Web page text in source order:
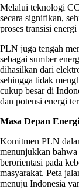
Melalui teknologi
secara signifikan,
proses transisi
PLN juga tengah
sebagai sumber
dihasilkan dari
sehingga tidak
cukup besar di
dan potensi energi
Masa Depan
Komitmen PLN
menunjukkan
berorientasi pada
masyarakat. Peta
menuju Indonesia